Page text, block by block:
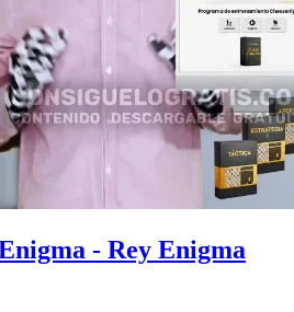
- Rey Enigma